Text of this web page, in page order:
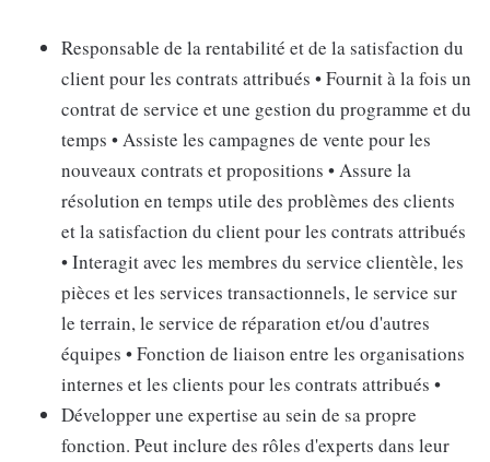
Responsable de la rentabilité et de la satisfaction du
client pour les contrats attribués • Fournit à la fois un
contrat de service et une gestion du programme et du
temps • Assiste les campagnes de vente pour les
nouveaux contrats et propositions • Assure la
résolution en temps utile des problèmes des clients
et la satisfaction du client pour les contrats attribués
• Interagit avec les membres du service clientèle, les
pièces et les services transactionnels, le service sur
le terrain, le service de réparation et/ou d'autres
équipes • Fonction de liaison entre les organisations
internes et les clients pour les contrats attribués •
Développer une expertise au sein de sa propre
fonction. Peut inclure des rôles d'experts dans leur